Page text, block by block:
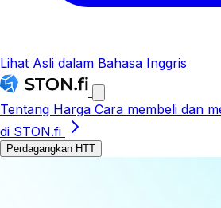
Lihat Asli dalam Bahasa Inggris
Tentang Harga Cara membeli dan
di STON.fi
Perdagangkan HTT